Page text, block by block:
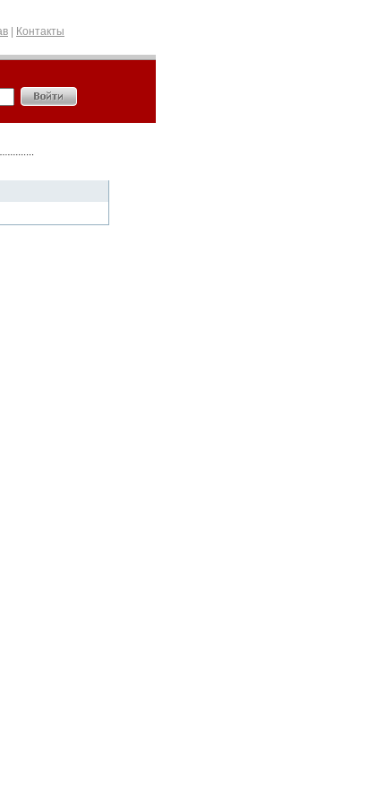
Контакты